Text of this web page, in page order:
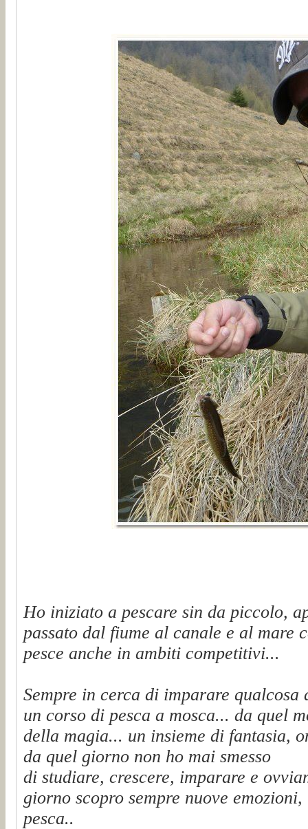
Ho iniziato a pescare sin da piccolo,
passato dal fiume al canale e al mare
pesce anche in ambiti competitivi...
Sempre in cerca di imparare
un corso di pesca a mosca... da quel
della magia... un insieme di fantasia,
da quel giorno non ho mai smesso
di studiare, crescere, imparare e
giorno scopro sempre nuove
pesca..